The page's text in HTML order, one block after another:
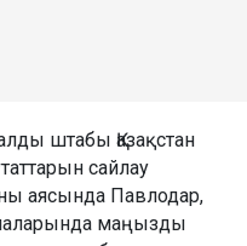
штабы Қазақстан
сайлау
аясында Павлодар,
маңызды